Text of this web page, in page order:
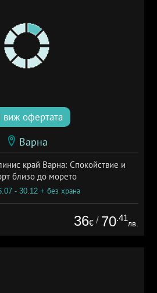
виж офертата
Варна
край Варна: Спокойствие и
близо до морето
- 30.12 + без храна
36€ / 70.41
лв.